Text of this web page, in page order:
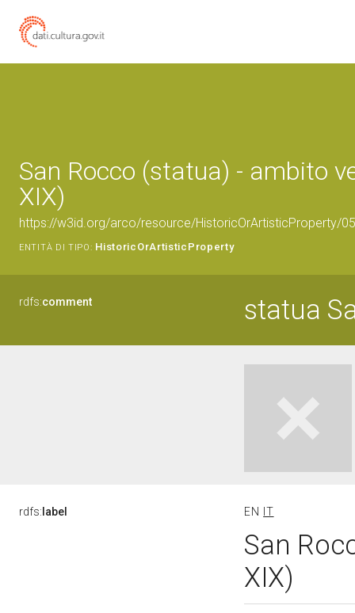
San Rocco (statua) - ambito
XIX)
https://w3id.org/arco/resource/HistoricOrArtisticProperty/
ENTITÀ DI TIPO: HistoricOrArtisticProperty
rdfs:comment statua
rdfs: label EN IT
San
XIX)